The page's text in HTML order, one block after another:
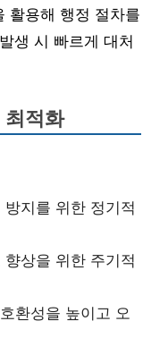
활용해 행정 절차를
생 시 빠르게 대처
최적화
지를 위한 정기적
상을 위한 주기적
환성을 높이고 오